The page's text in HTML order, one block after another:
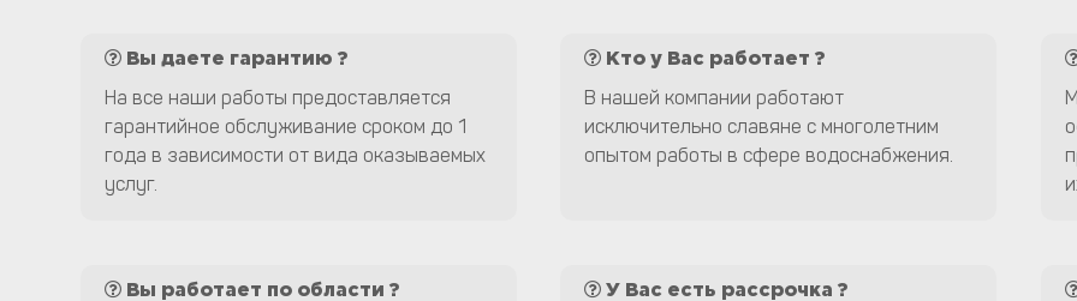
Вы даете гарантию ?
На все наши работы предоставляется
гарантийное обслуживание сроком до 1
года в зависимости от вида оказываемых
услуг.
Кто у Вас работает ?
В нашей компании работают
исключительно славяне с многолетним
опытом работы в сфере водоснабжения.
Вы работает по области ? У Вас есть рассрочка ?